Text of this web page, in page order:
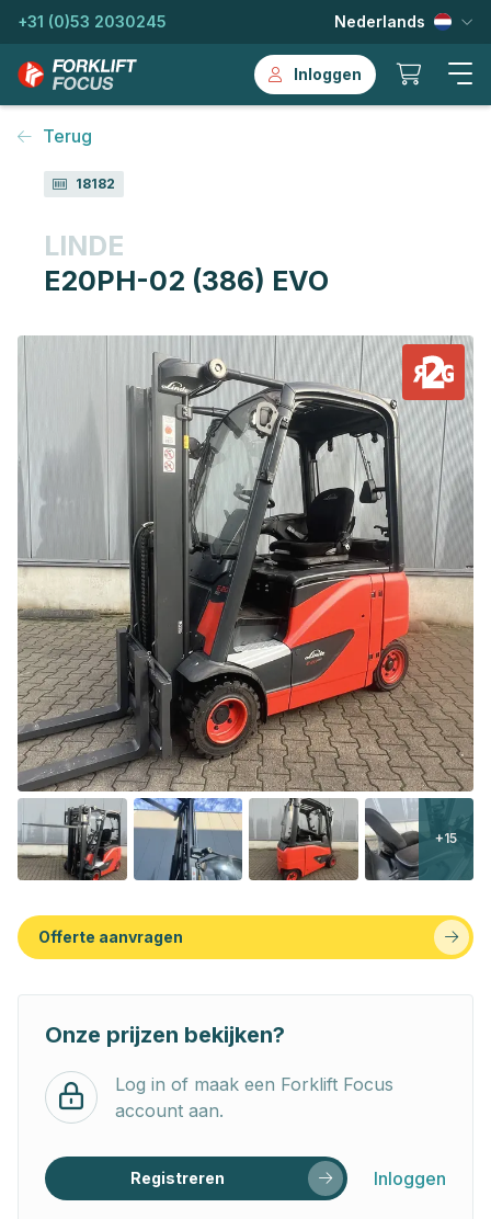
+31 (0)53 2030245 Nederlands
Inloggen
Terug
18182
LINDE
E20PH-02 (386) EVO
+15
Offerte aanvragen
Onze prijzen bekijken?
Log in of maak een Forklift Focus
account aan.
Registreren Inloggen